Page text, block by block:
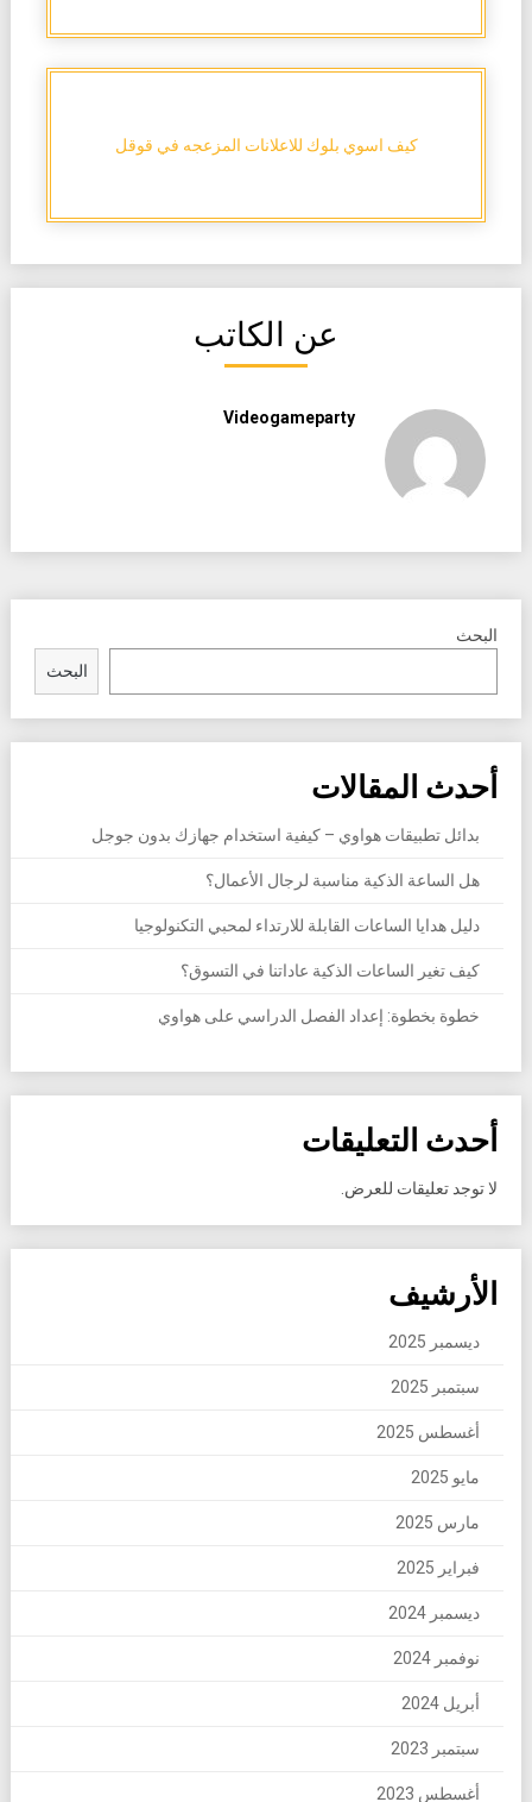
كيف اسوي بلوك للاعلانات المزعجه في قوقل
عن الكاتب
Videogameparty
البحث
البحث
أحدث المقالات
بدائل تطبيقات هواوي – كيفية استخدام جهازك بدون جوجل
هل الساعة الذكية مناسبة لرجال الأعمال؟
دليل هدايا الساعات القابلة للارتداء لمحبي التكنولوجيا
كيف تغير الساعات الذكية عاداتنا في التسوق؟
خطوة بخطوة: إعداد الفصل الدراسي على هواوي
أحدث التعليقات
لا توجد تعليقات للعرض.
الأرشيف
ديسمبر 2025
سبتمبر 2025
أغسطس 2025
مايو 2025
مارس 2025
فبراير 2025
ديسمبر 2024
نوفمبر 2024
أبريل 2024
سبتمبر 2023
أغسطس 2023